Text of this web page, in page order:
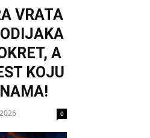
VRATA
A
KOJU
0